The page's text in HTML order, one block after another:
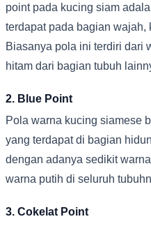
point pada kucing siam
terdapat pada bagian wajah,
Biasanya pola ini terdiri dari
hitam dari bagian tubuh
2. Blue Point
Pola warna kucing siamese
yang terdapat di bagian
dengan adanya sedikit
warna putih di seluruh
3. Cokelat Point